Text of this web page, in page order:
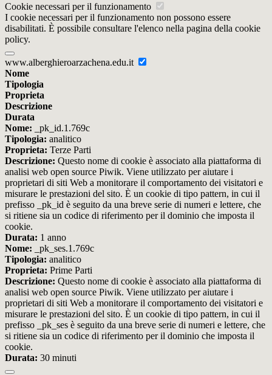
Cookie necessari per il funzionamento
I cookie necessari per il funzionamento non possono essere
disabilitati. È possibile consultare l'elenco nella pagina della cookie
policy.
www.alberghieroarzachena.edu.it
Nome
Tipologia
Proprieta
Descrizione
Durata
Nome: _pk_id.1.769c
Tipologia: analitico
Proprieta: Terze Parti
Descrizione: Questo nome di cookie è associato alla piattaforma di
analisi web open source Piwik. Viene utilizzato per aiutare i
proprietari di siti Web a monitorare il comportamento dei visitatori e
misurare le prestazioni del sito. È un cookie di tipo pattern, in cui il
prefisso _pk_id è seguito da una breve serie di numeri e lettere, che
si ritiene sia un codice di riferimento per il dominio che imposta il
cookie.
Durata: 1 anno
Nome: _pk_ses.1.769c
Tipologia: analitico
Proprieta: Prime Parti
Descrizione: Questo nome di cookie è associato alla piattaforma di
analisi web open source Piwik. Viene utilizzato per aiutare i
proprietari di siti Web a monitorare il comportamento dei visitatori e
misurare le prestazioni del sito. È un cookie di tipo pattern, in cui il
prefisso _pk_ses è seguito da una breve serie di numeri e lettere, che
si ritiene sia un codice di riferimento per il dominio che imposta il
cookie.
Durata: 30 minuti